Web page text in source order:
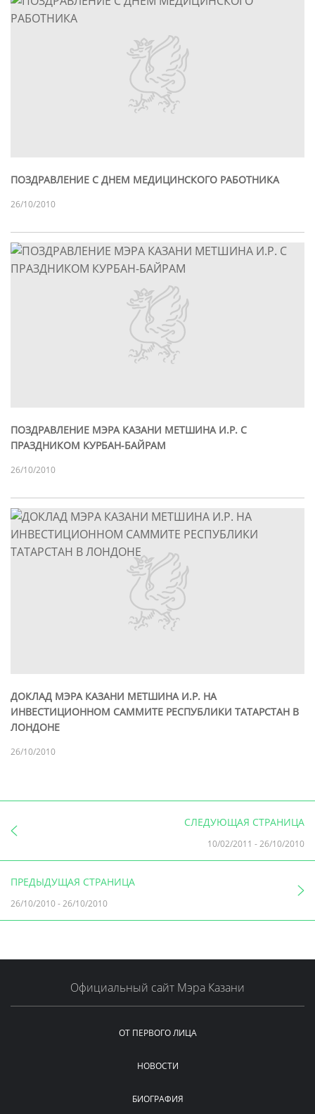
ПОЗДРАВЛЕНИЕ С ДНЕМ МЕДИЦИНСКОГО РАБОТНИКА
26/10/2010
ПОЗДРАВЛЕНИЕ МЭРА КАЗАНИ МЕТШИНА И.Р. С
ПРАЗДНИКОМ КУРБАН-БАЙРАМ
26/10/2010
ДОКЛАД МЭРА КАЗАНИ МЕТШИНА И.Р. НА
ИНВЕСТИЦИОННОМ САММИТЕ РЕСПУБЛИКИ ТАТАРСТАН В
ЛОНДОНЕ
26/10/2010
СЛЕДУЮЩАЯ СТРАНИЦА
10/02/2011 -26/10/2010
ПРЕДЫДУЩАЯ СТРАНИЦА
26/10/2010-26/10/2010
Официальный сайт Мэра Казани
ОТ ПЕРВОГО ЛИЦА
НОВОСТИ
БИОГРАФИЯ